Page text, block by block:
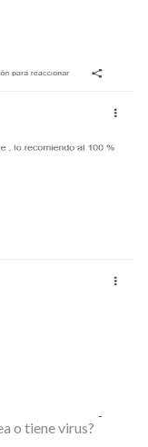
o tiene virus?